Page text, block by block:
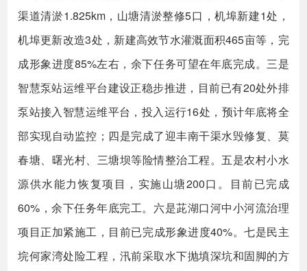
渠道清淤1.825km，山塘清淤整修5口，机埠新建1处，
机埠更新改造3处，新建高效节水灌溉面积465亩等，完
成形象进度85%左右，余下任务可望在年底完成。三是
智慧泵站运维平台建设正稳步推进，目前已有20处外排
泵站接入智慧运维平台，投入运行16处，预计年底将全
部实现自动监控；四是完成了迎丰南干渠水毁修复、莫
春塘、曙光村、三塘坝等险情整治工程。五是农村小水
源供水能力恢复项目，实施山塘200口。目前已完成
60%，余下任务年底完工。六是茈湖口河中小河流治理
项目正加紧施工，目前已完成形象进度40%。七是民主
垸何家湾处险工程，汛前采取水下抛填深坑和固脚的方